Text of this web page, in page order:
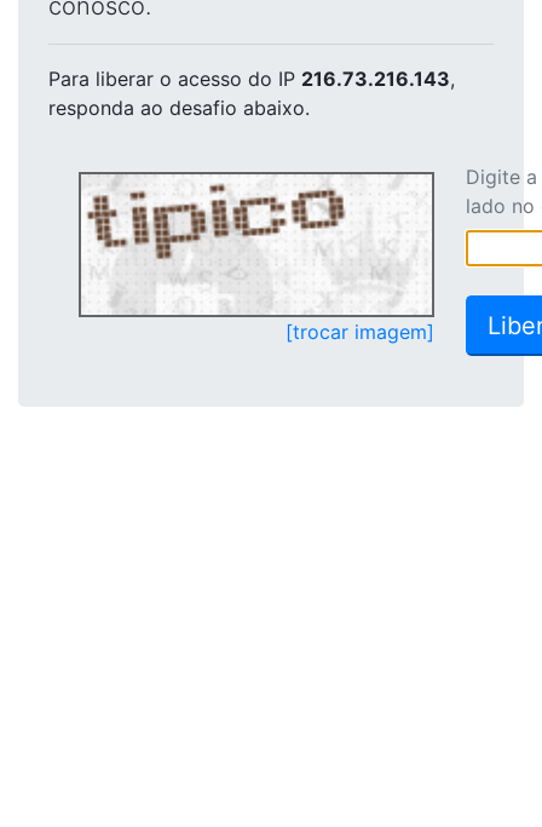
conosco.
Para liberar o acesso do IP 216.73.216.143,
responda ao desafio abaixo.
[trocar imagem]
Digite
lado no